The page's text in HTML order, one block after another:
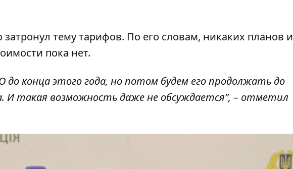
тему тарифов. По его словам, никаких планов и
пока нет.
до конца этого года, но потом будем его продолжать до
И такая возможность даже не обсуждается”, – отметил